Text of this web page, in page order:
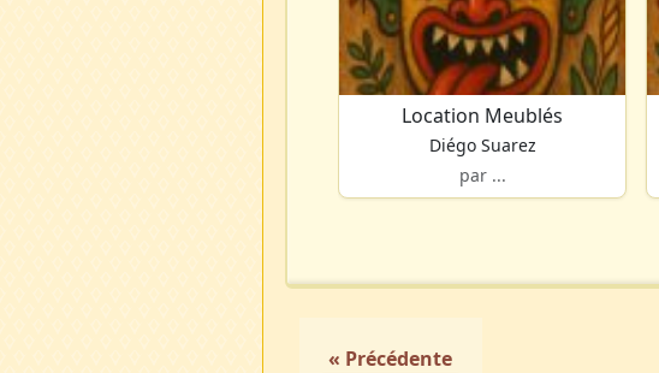
Location Meublés
Diégo Suarez
par ...
« Précédente